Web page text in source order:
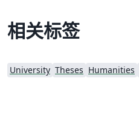
相关标签
University Theses Humanities